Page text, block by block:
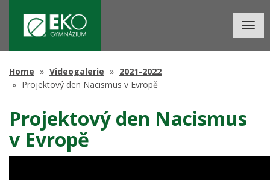
Home Videogalerie
2021-2022
Projektový den Nacismus v Evropě
Projektový den Nacismus
v Evropě